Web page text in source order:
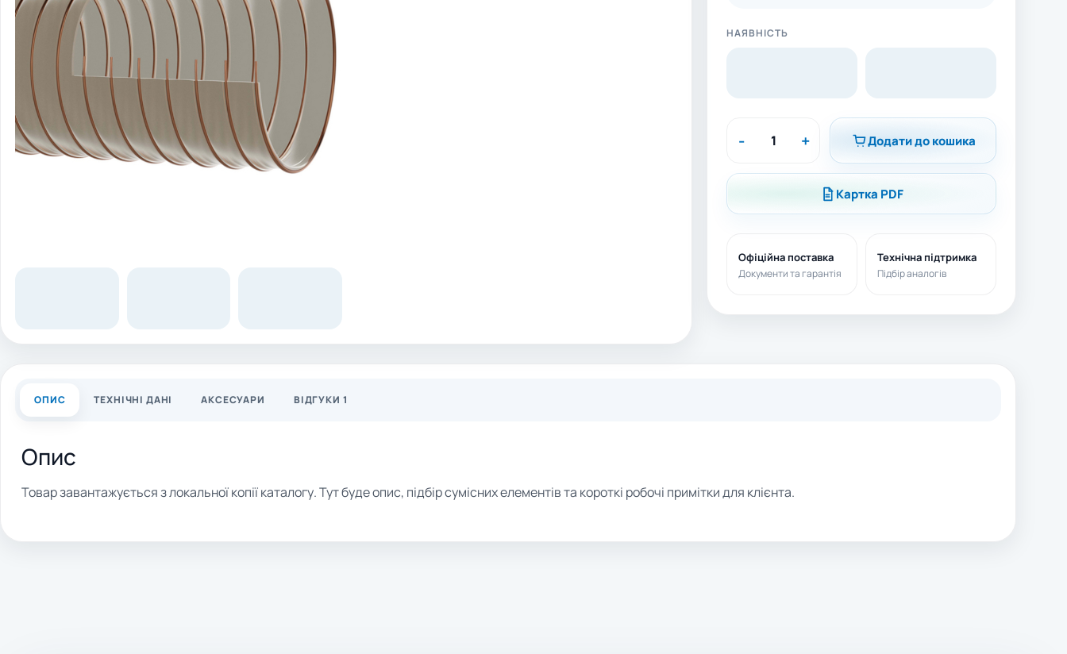
НАЯВНІСТЬ
- + Додати до кошика
Картка PDF
Офіційна поставка
Документи та гарантія
Технічна підтримка
Підбір аналогів
ОПИС ТЕХНІЧНІ ДАНІ АКСЕСУАРИ ВІДГУКИ 1
Опис
Товар завантажується з локальної копії каталогу. Тут буде опис, підбір сумісних елементів та короткі робочі примітки для клієнта.